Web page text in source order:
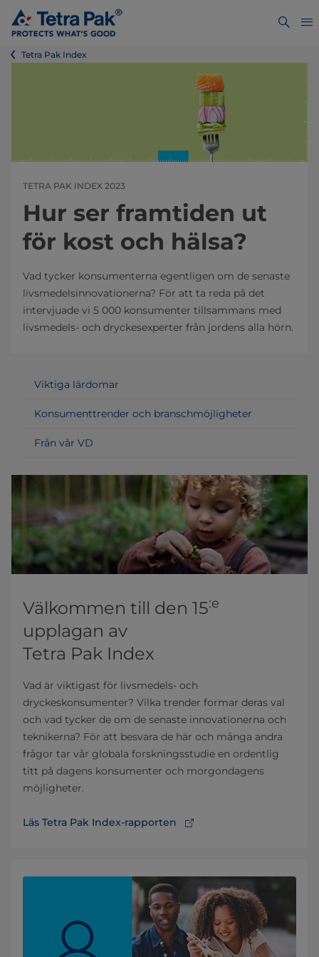
Tetra Pak Index
TETRA PAK INDEX 2023
Hur ser framtiden ut
för kost och hälsa?
Vad tycker konsumenterna egentligen om de senaste
livsmedelsinnovationerna? För att ta reda på det
intervjuade vi 5 000 konsumenter tillsammans med
livsmedels- och dryckesexperter från jordens alla hörn.
Viktiga lärdomar
Konsumenttrender och branschmöjligheter
Från vår VD
Välkommen till den 15:e
upplagan av
Tetra Pak Index
Vad är viktigast för livsmedels- och
dryckeskonsumenter? Vilka trender formar deras val
och vad tycker de om de senaste innovationerna och
teknikerna? För att besvara de här och många andra
frågor tar vår globala forskningsstudie en ordentlig
titt på dagens konsumenter och morgondagens
möjligheter.
Läs Tetra Pak Index-rapporten